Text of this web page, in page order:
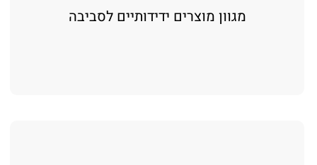
מגוון מוצרים ידידותיים לסביבה